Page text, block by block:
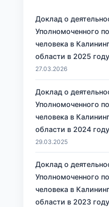
Доклад о
Уполномоченного
человека в
области в 2025 году
27.03.2026
Доклад о
Уполномоченного
человека в
области в 2024 году
29.03.2025
Доклад о
Уполномоченного
человека в
области в 2023 году